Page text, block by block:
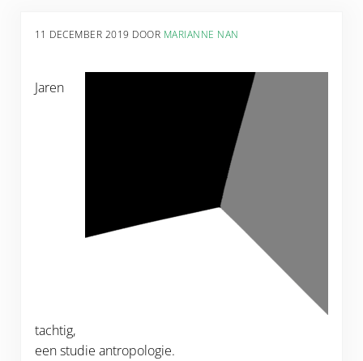
11 DECEMBER 2019 DOOR MARIANNE NAN
Jaren
tachtig,
een studie antropologie.